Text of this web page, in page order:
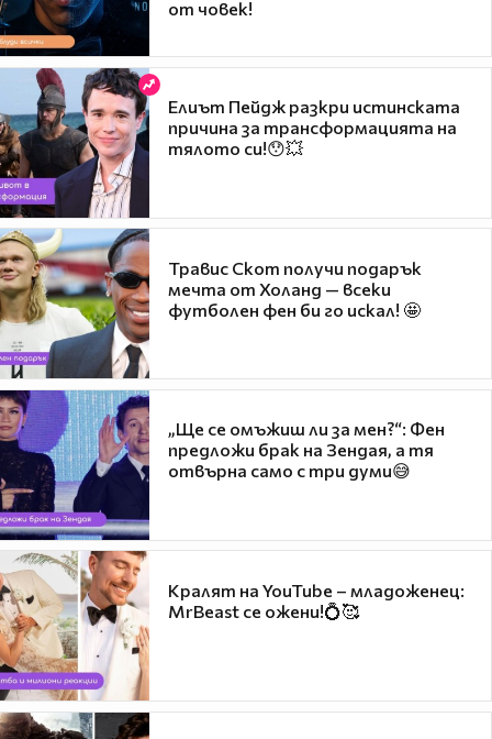
от човек!
Елиът Пейдж разкри истинската
причина за трансформацията на
тялото си!😯💥
Травис Скот получи подарък
мечта от Холанд — всеки
футболен фен би го искал! 🤩
„Ще се омъжиш ли за мен?“: Фен
предложи брак на Зендая, а тя
отвърна само с три думи😅
Кралят на YouTube – младоженец:
MrBeast се ожени!💍🥰